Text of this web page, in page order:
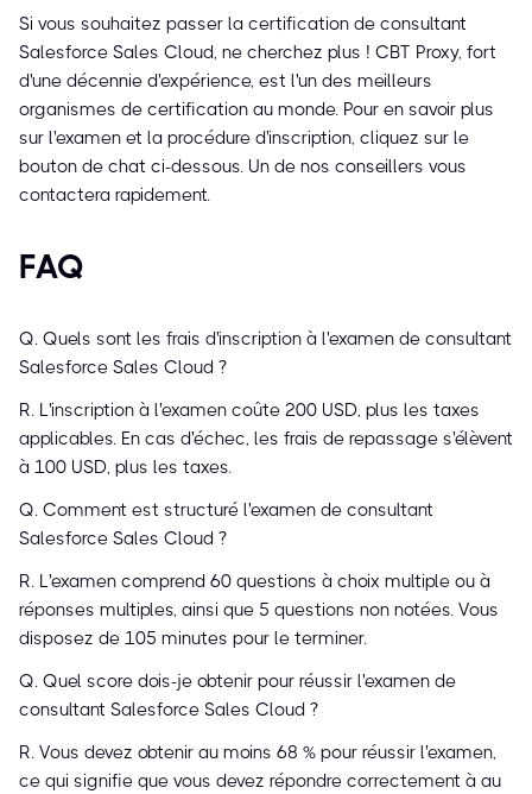
Si vous souhaitez passer la certification de consultant
Salesforce Sales Cloud, ne cherchez plus ! CBT Proxy, fort
d'une décennie d'expérience, est l'un des meilleurs
organismes de certification au monde. Pour en savoir plus
sur l'examen et la procédure d'inscription, cliquez sur le
bouton de chat ci-dessous. Un de nos conseillers vous
contactera rapidement.
FAQ
Q. Quels sont les frais d'inscription à l'examen de consultant
Salesforce Sales Cloud ?
R. L'inscription à l'examen coûte 200 USD, plus les taxes
applicables. En cas d'échec, les frais de repassage s'élèvent
à 100 USD, plus les taxes.
Q. Comment est structuré l'examen de consultant
Salesforce Sales Cloud ?
R. L'examen comprend 60 questions à choix multiple ou à
réponses multiples, ainsi que 5 questions non notées. Vous
disposez de 105 minutes pour le terminer.
Q. Quel score dois-je obtenir pour réussir l'examen de
consultant Salesforce Sales Cloud ?
R. Vous devez obtenir au moins 68 % pour réussir l'examen,
ce qui signifie que vous devez répondre correctement à au